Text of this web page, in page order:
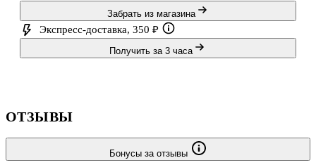
Забрать из магазина
Экспресс-доставка, 350 ₽
Получить за 3 часа
ОТЗЫВЫ
Бонусы за отзывы